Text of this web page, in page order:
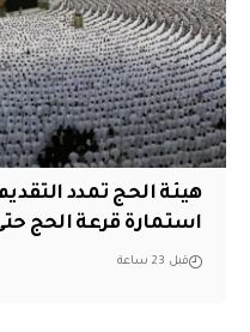
هيئة الحج تمدد
استمارة قرعة الحج
قبل 23 ساعة